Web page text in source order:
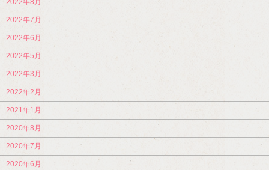
2022年7月
2022年6月
2022年5月
2022年3月
2022年2月
2021年1月
2020年8月
2020年7月
2020年6月